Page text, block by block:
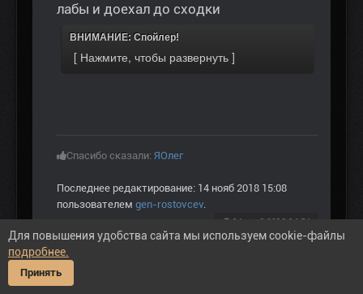
лабы и доехал до сходки
ВНИМАНИЕ: Спойлер!
Спасибо сказали: ЯОлег
Последнее редактирование: 14 нояб 2018 15:08
пользователем gen-rostovcev.
14 нояб 2018 14:54
Пожалуйста
присоединиться к беседе.
Для повышения удобства сайта мы используем cookie-файлы
подробнее.
Принять